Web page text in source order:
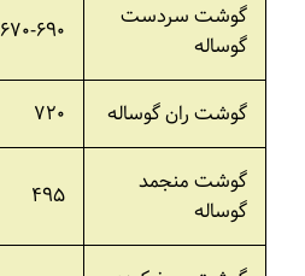
گوشت سردست
گوساله
۶۷۰-۶۹۰
گوشت ران گوساله ۷۲۰
گوشت منجمد
گوساله
۴۹۵